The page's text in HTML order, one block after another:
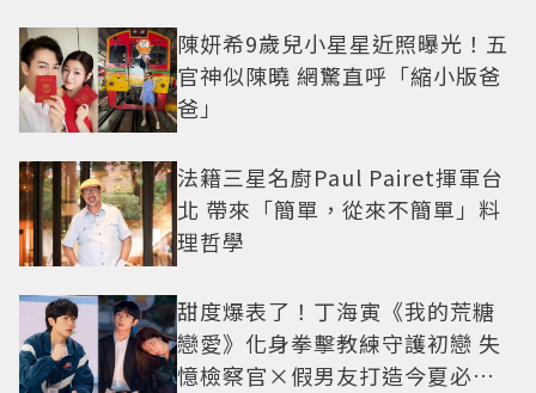
陳妍希9歲兒小星星近照曝光！五
官神似陳曉 網驚直呼「縮小版爸
爸」
法籍三星名廚Paul Pairet揮軍台
北 帶來「簡單，從來不簡單」料
理哲學
甜度爆表了！丁海寅《我的荒糖
戀愛》化身拳擊教練守護初戀 失
憶檢察官×假男友打造今夏必看